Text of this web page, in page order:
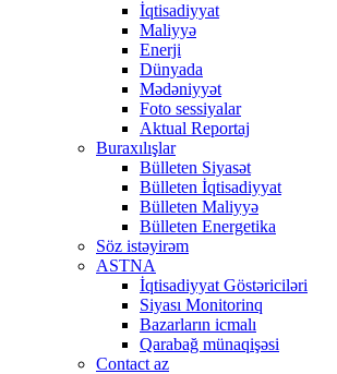
İqtisadiyyat
Maliyyə
Enerji
Dünyada
Mədəniyyət
Foto sessiyalar
Aktual Reportaj
Buraxılışlar
Bülleten Siyasət
Bülleten İqtisadiyyat
Bülleten Maliyyə
Bülleten Energetika
Söz istəyirəm
ASTNA
İqtisadiyyat Göstəriciləri
Siyası Monitorinq
Bazarların icmalı
Qarabağ münaqişəsi
Contact az